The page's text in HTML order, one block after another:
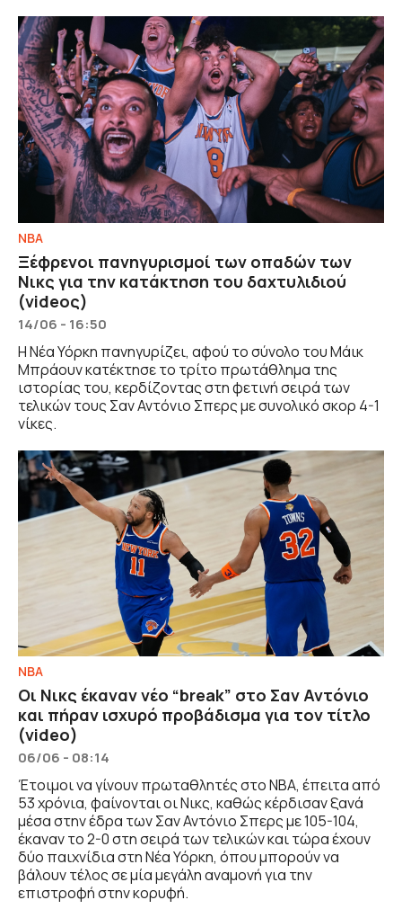
NBA
Ξέφρενοι πανηγυρισμοί των οπαδών των
Νικς για την κατάκτηση του δαχτυλιδιού
(videoς)
14/06 - 16:50
Η Νέα Υόρκη πανηγυρίζει, αφού το σύνολο του Μάικ
Μπράουν κατέκτησε το τρίτο πρωτάθλημα της
ιστορίας του, κερδίζοντας στη φετινή σειρά των
τελικών τους Σαν Αντόνιο Σπερς με συνολικό σκορ 4-1
νίκες.
NBA
Οι Νικς έκαναν νέο “break” στο Σαν Αντόνιο
και πήραν ισχυρό προβάδισμα για τον τίτλο
(video)
06/06 - 08:14
Έτοιμοι να γίνουν πρωταθλητές στο ΝΒΑ, έπειτα από
53 χρόνια, φαίνονται οι Νικς, καθώς κέρδισαν ξανά
μέσα στην έδρα των Σαν Αντόνιο Σπερς με 105-104,
έκαναν το 2-0 στη σειρά των τελικών και τώρα έχουν
δύο παιχνίδια στη Νέα Υόρκη, όπου μπορούν να
βάλουν τέλος σε μία μεγάλη αναμονή για την
επιστροφή στην κορυφή.